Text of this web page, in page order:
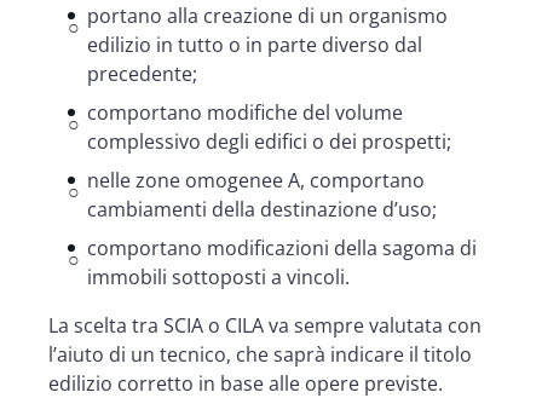
portano alla creazione di un organismo
edilizio in tutto o in parte diverso dal
precedente;
comportano modifiche del volume
complessivo degli edifici o dei prospetti;
nelle zone omogenee A, comportano
cambiamenti della destinazione d’uso;
comportano modificazioni della sagoma di
immobili sottoposti a vincoli.
La scelta tra SCIA o CILA va sempre valutata con
l’aiuto di un tecnico, che saprà indicare il titolo
edilizio corretto in base alle opere previste.